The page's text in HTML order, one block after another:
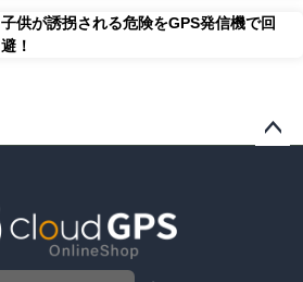
子供が誘拐される危険をGPS発信機で回
避！